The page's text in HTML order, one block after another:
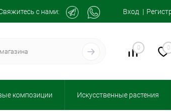
с нами: Вход
0 0
композиции Искусственные растения